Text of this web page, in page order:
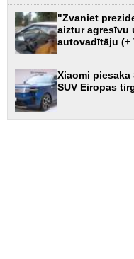
"Zvaniet
aiztur agresīvu
autovadītāju (+
Xiaomi piesaka
SUV Eiropas